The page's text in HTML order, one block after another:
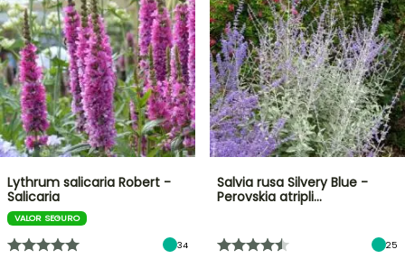
Lythrum salicaria Robert -
Salicaria
VALOR SEGURO
34
Salvia rusa Silvery Blue -
Perovskia atripli…
25